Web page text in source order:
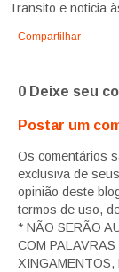
Transito e noticia
Compartilhar
0 Deixe seu
Postar um
Os comentários
exclusiva de
opinião deste
termos de uso,
* NÃO SERÃO
COM
XINGAMENTOS,